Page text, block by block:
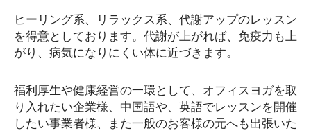
ヒーリング系、リラックス系、代謝アップのレッスン
を得意としております。代謝が上がれば、免疫力も上
がり、病気になりにくい体に近づきます。
福利厚生や健康経営の一環として、オフィスヨガを取
り入れたい企業様、中国語や、英語でレッスンを開催
したい事業者様、また一般のお客様の元へも出張いた